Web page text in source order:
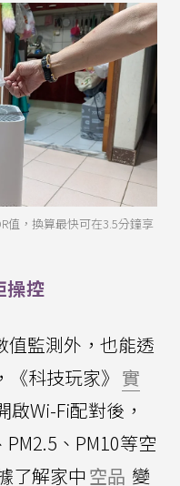
值，換算最快可在3.5分鐘享
操控
值監測外，也能透
科技玩家》 實
啟Wi-Fi配對後，
、PM10等空
了解家中空品 變